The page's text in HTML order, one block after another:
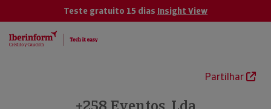
Teste gratuito 15 dias Insight View
Partilhar